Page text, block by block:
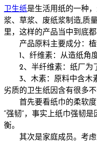
卫生纸是生活用纸的一种
浆、草浆、废纸浆制造,质
里，这样的产品当中到底都
产品原料主要成分：植
1、纤维素：从造纸角度
2、半纤维素：纸厂为了
3、木素：原料中含木素
劣质的卫生纸因含有很多
首先要看纸巾的柔软度
“强韧”，事实上纸巾强韧
衡。
其次是家庭成员。考虑